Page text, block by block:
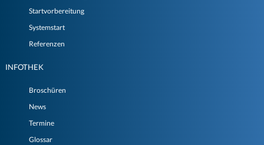
Startvorbereitung
Systemstart
Referenzen
INFOTHEK
Broschüren
News
Termine
Glossar